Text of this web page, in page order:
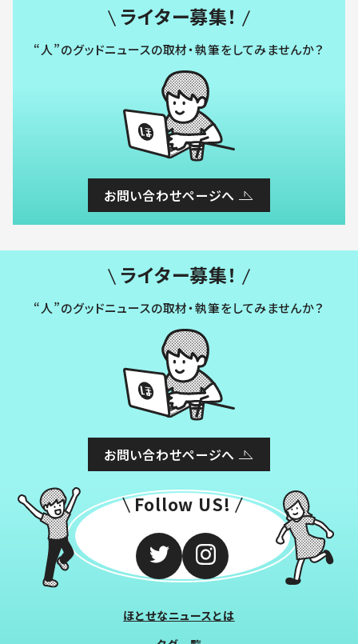
ライター募集！
“人”のグッドニュースの取材・執筆をしてみませんか？
お問い合わせページへ
ライター募集！
“人”のグッドニュースの取材・執筆をしてみませんか？
お問い合わせページへ
Follow US!
ほとせなニュースとは